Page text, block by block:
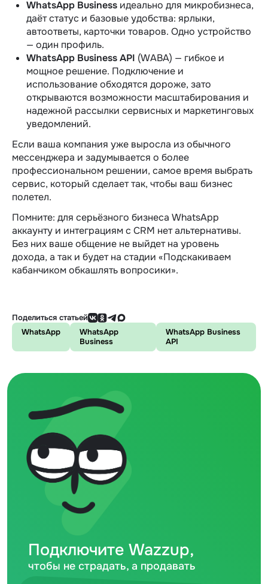
WhatsApp Business идеально для микробизнеса,
даёт статус и базовые удобства: ярлыки,
автоответы, карточки товаров. Одно устройство
— один профиль.
WhatsApp Business API (WABA) — гибкое и
мощное решение. Подключение и
использование обходятся дороже, зато
открываются возможности масштабирования и
надежной рассылки сервисных и маркетинговых
уведомлений.
Если ваша компания уже выросла изобычного
мессенджера и задумывается о более
профессиональном решении, самое время выбрать
сервис, который сделает так, чтобы ваш бизнес
полетел.
Помните: для серьёзного бизнеса WhatsApp
аккаунту и интеграциям с CRM нет альтернативы.
Без них ваше общение не выйдет на уровень
дохода, а так и будет на стадии «Подскакиваем
кабанчиком обкашлять вопросики».
Поделиться статьей
WhatsApp
WhatsApp
Business
WhatsApp Business
API
Подключите Wazzup,
чтобы не страдать, а продавать